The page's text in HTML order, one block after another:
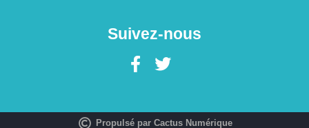
Suivez-nous
Propulsé par Cactus Numérique